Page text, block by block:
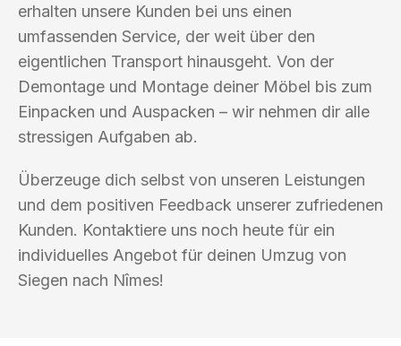
erhalten unsere Kunden bei uns einen
umfassenden Service, der weit über den
eigentlichen Transport hinausgeht. Von der
Demontage und Montage deiner Möbel bis zum
Einpacken und Auspacken – wir nehmen dir alle
stressigen Aufgaben ab.
Überzeuge dich selbst von unseren Leistungen
und dem positiven Feedback unserer zufriedenen
Kunden. Kontaktiere uns noch heute für ein
individuelles Angebot für deinen Umzug von
Siegen nach Nîmes!